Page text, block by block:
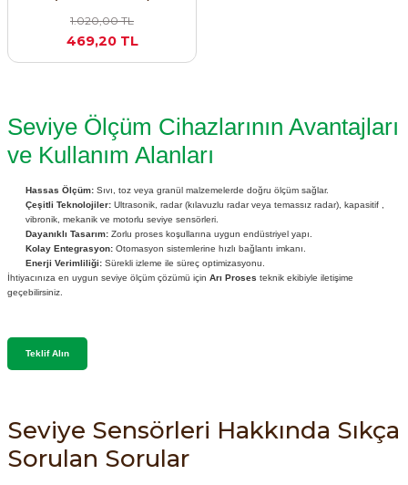
Şalterleri
Yol Vericiler
SIRIUS SAFETY
WinCC Unified Runtime Yazılımları
1.020,00 TL
469,20 TL
Seviye Ölçüm Cihazlarının Avantajları
ve Kullanım Alanları
Hassas Ölçüm: Sıvı, toz veya granül malzemelerde doğru ölçüm sağlar.
Çeşitli Teknolojiler: Ultrasonik, radar (kılavuzlu radar veya temassız radar), kapasitif ,
vibronik, mekanik ve motorlu seviye sensörleri.
Dayanıklı Tasarım: Zorlu proses koşullarına uygun endüstriyel yapı.
Kolay Entegrasyon: Otomasyon sistemlerine hızlı bağlantı imkanı.
Enerji Verimliliği: Sürekli izleme ile süreç optimizasyonu.
İhtiyacınıza en uygun seviye ölçüm çözümü için Arı Proses teknik ekibiyle iletişime
geçebilirsiniz.
Teklif Alın
Seviye Sensörleri Hakkında Sıkça
Sorulan Sorular